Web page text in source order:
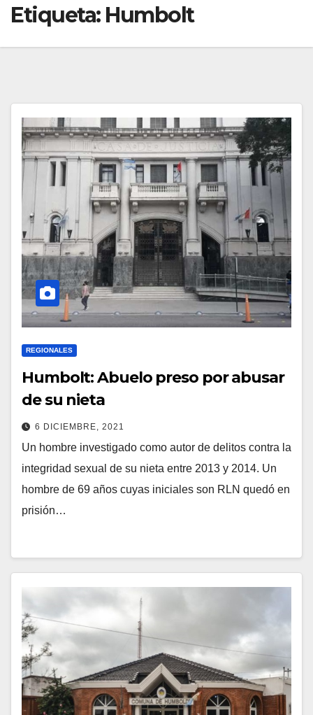
Etiqueta: Humbolt
REGIONALES
Humbolt: Abuelo preso por abusar
de su nieta
6 DICIEMBRE, 2021
Un hombre investigado como autor de delitos contra la
integridad sexual de su nieta entre 2013 y 2014. Un
hombre de 69 años cuyas iniciales son RLN quedó en
prisión…